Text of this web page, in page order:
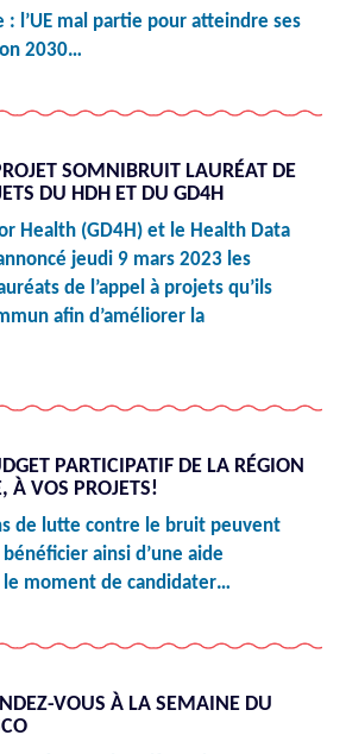
: l’UE mal partie pour atteindre ses
2030…
SOMNIBRUIT LAURÉAT DE
DU HDH ET DU GD4H
Health (GD4H) et le Health Data
jeudi 9 mars 2023 les
de l’appel à projets qu’ils
afin d’améliorer la
PARTICIPATIF DE LA RÉGION
À VOS PROJETS!
de lutte contre le bruit peuvent
ainsi d’une aide
le moment de candidater…
VOUS À LA SEMAINE DU